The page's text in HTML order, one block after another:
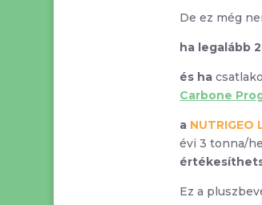
De ez még
ha legalább
és ha
Carbone
a NUTRIGEO
évi 3 tonna/
Ez a